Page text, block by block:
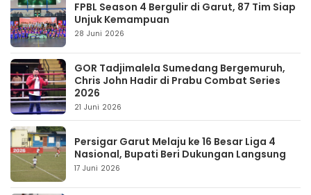
FPBL Season 4 Bergulir di Garut, 87 Tim Siap
Unjuk Kemampuan
28 Juni 2026
GOR Tadjimalela Sumedang Bergemuruh,
Chris John Hadir di Prabu Combat Series
2026
21 Juni 2026
Persigar Garut Melaju ke 16 Besar Liga 4
Nasional, Bupati Beri Dukungan Langsung
17 Juni 2026